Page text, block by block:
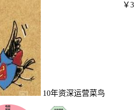
10年资深运营菜鸟
￥3